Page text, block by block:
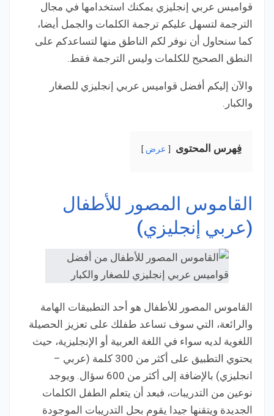
قواميس عربي إنجليزي يمكنك استخدامها في مجال
الترجمة لتسهل عليكم ترجمة الكلمات والجمل أيضا،
كما سنحاول أن نوفر لكم الناطق منها لتساعدكم على
النطق الصحيح للكلمات وليس الترجمة فقط.
والآن إليكم أفضل قواميس عربي إنجليزي للصغار
والكبار.
فِهرس المحتوى عرض
القاموس المصور للأطفال
(عربي إنجليزي)
القاموس المصور للأطفال هو أحد التطبيقات الهامة
والرائعة، التي سوف تساعد طفلك على تعزيز الحصيلة
اللغوية لديه سواء في اللغة العربية أو الإنجليزية، حيث
يحتوي التطبيق على أكثر من 300 كلمة (عربي –
انجليزي) بالإضافة إلى أكثر من 600 سؤال. ويوجد
نوعين من التدريبات، فبعد أن يتعلم الطفل الكلمات
الجديدة ويتقنها جيدا يقوم بحل التدريبات الموجودة